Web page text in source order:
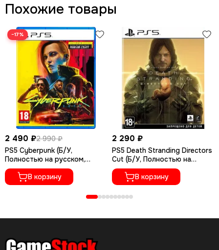
Похожие товары
−17%
2 490 ₽2 990 ₽
PS5 Cyberpunk (Б/У,
Полностью на русском,
PPSA-04027)
В корзину
2 290 ₽
PS5 Death Stranding Directors
Cut (Б/У, Полностью на
русском языке, PPSA-01968)
В корзину